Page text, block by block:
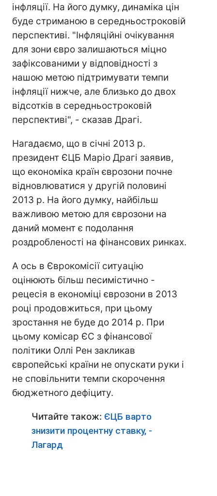
інфляції. На його думку, динаміка цін
буде стриманою в середньостроковій
перспективі. "Інфляційні очікування
для зони євро залишаються міцно
зафіксованими у відповідності з
нашою метою підтримувати темпи
інфляції нижче, але близько до двох
відсотків в середньостроковій
перспективі", - сказав Драгі.
Нагадаємо, що в січні 2013 р.
президент ЄЦБ Маріо Драгі заявив,
що економіка країн єврозони почне
відновлюватися у другій половині
2013 р. На його думку, найбільш
важливою метою для єврозони на
даний момент є подолання
роздробленості на фінансових ринках.
А ось в Єврокомісії ситуацію
оцінюють більш песимістично -
рецесія в економіці єврозони в 2013
році продовжиться, при цьому
зростання не буде до 2014 р. При
цьому комісар ЄС з фінансової
політики Оллі Рен закликав
європейські країни не опускати руки і
не сповільнити темпи скорочення
бюджетного дефіциту.
Читайте також: ЄЦБ варто
знизити процентну ставку, -
Лагард